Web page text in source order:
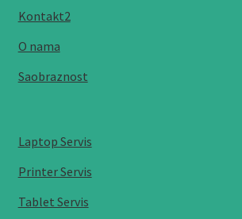
Kontakt2
O nama
Saobraznost
Laptop Servis
Printer Servis
Tablet Servis